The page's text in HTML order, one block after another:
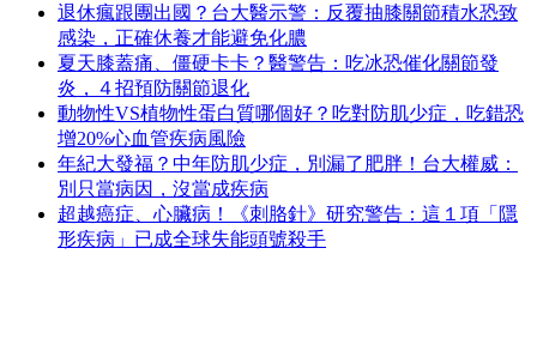
退休瘋跟團出國？台大醫示警：反覆抽膝關節積水恐致
感染，正確休養才能避免化膿
夏天膝蓋痛、僵硬卡卡？醫警告：吃冰恐催化關節發
炎，４招預防關節退化
動物性VS植物性蛋白質哪個好？吃對防肌少症，吃錯恐
增20%心血管疾病風險
年紀大發福？中年防肌少症，別漏了肥胖！台大權威：
別只當病因，沒當成疾病
超越癌症、心臟病！《刺胳針》研究警告：這１項「隱
形疾病」已成全球失能頭號殺手